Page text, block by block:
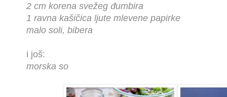
2 cm korena svežeg đumbira
1 ravna kašičica ljute mlevene papirke
malo soli, bibera
i još:
morska so